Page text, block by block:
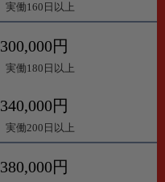
実働160日以上
300,000円
実働180日以上
340,000円
実働200日以上
380,000円